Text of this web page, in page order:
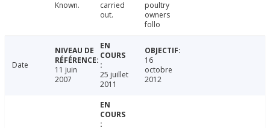
Known.
carried
out.
poultry
owners
follo
Date
11 juin
2007
25 juillet
2011
16
octobre
2012